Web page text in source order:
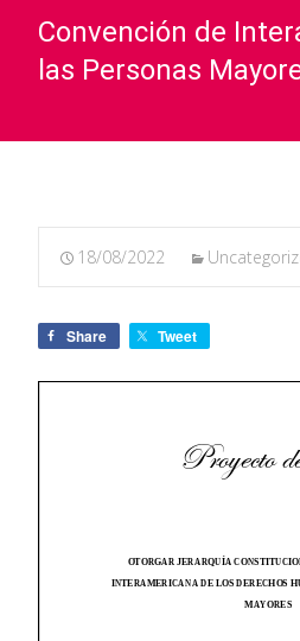
Convención de
las Personas
18/08/2022
Share Tweet